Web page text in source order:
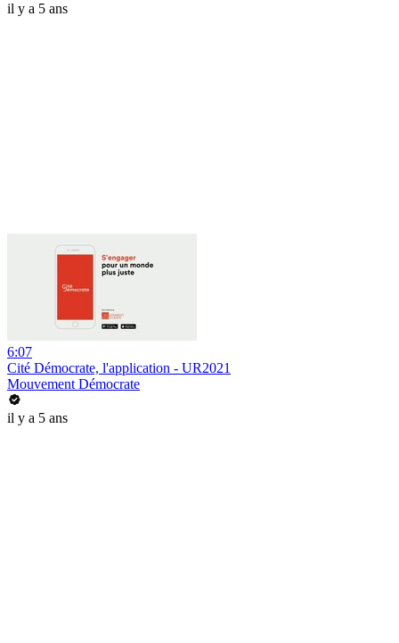
il y a 5 ans
6:07
Cité Démocrate, l'application - UR2021
Mouvement Démocrate
il y a 5 ans